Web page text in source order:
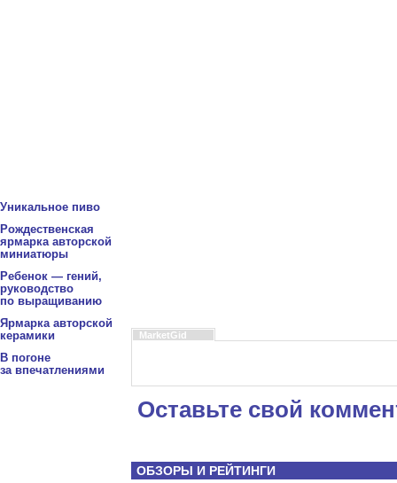
Уникальное пиво
Рождественская
ярмарка авторской
миниатюры
Ребенок — гений,
руководство
по выращиванию
Ярмарка авторской
керамики
В погоне
за впечатлениями
MarketGid
Оставьте свой
ОБЗОРЫ И РЕЙТИНГИ